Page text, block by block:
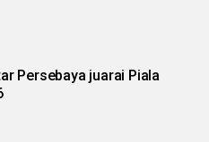
Persebaya juarai Piala